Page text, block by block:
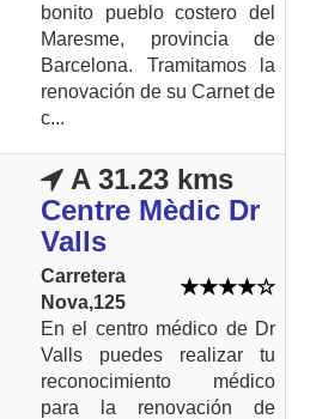
bonito pueblo costero del
Maresme, provincia de
Barcelona. Tramitamos la
renovación de su Carnet de
c...
A 31.23 kms
Centre Mèdic Dr
Valls
Carretera
Nova,125
En el centro médico de Dr
Valls puedes realizar tu
reconocimiento médico
para la renovación de